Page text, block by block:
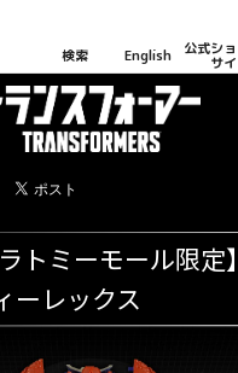
検索 English 公式シ
サ
トミーモール限定
ーレックス